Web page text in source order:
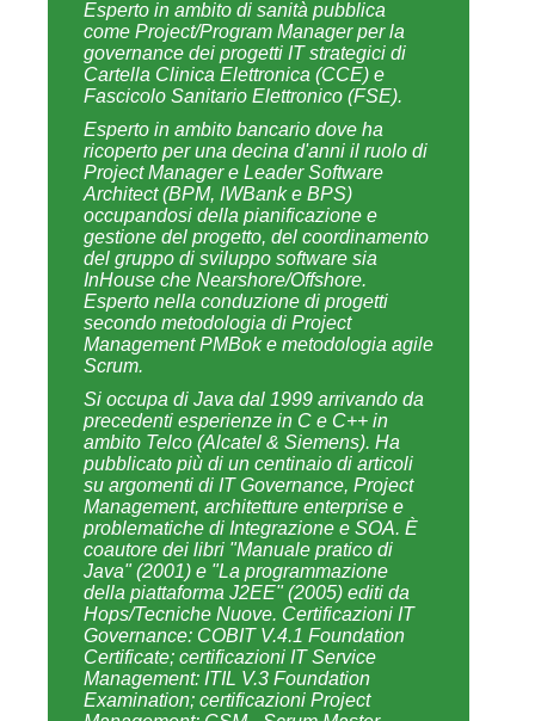
Profilo linkedin:
http://www.linkedin.com/pub/stefano-
rossini/30/977/242
Marco Piraccini–Stefano Rossini
Marco Piraccini–Stefano Rossini
Marco Piraccini – Stefano Rossini
Nello stesso numero
Integrazione di applicazioni Enterprise
Parte VIII: l‘Enterprise Integration Component Server di
Librados
MokaCMS – Open Source per il Web Content
Management
VII parte: Da XML ad PDF utilizzando XSLT e FO
(seconda puntata)
Soluzioni Oracle per la scalabilità
Come rendere scalabili le applicazioni Oracle